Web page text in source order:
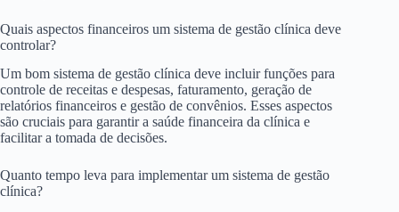
Quais aspectos financeiros um sistema de gestão clínica deve
controlar?
Um bom sistema de gestão clínica deve incluir funções para
controle de receitas e despesas, faturamento, geração de
relatórios financeiros e gestão de convênios. Esses aspectos
são cruciais para garantir a saúde financeira da clínica e
facilitar a tomada de decisões.
Quanto tempo leva para implementar um sistema de gestão
clínica?